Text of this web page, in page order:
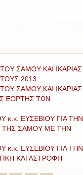
ΣΑΜΟΥ ΚΑΙ ΙΚΑΡΙΑΣ
2013
ΣΑΜΟΥ ΚΑΙ ΙΚΑΡΙΑΣ
ΕΟΡΤΗΣ ΤΩΝ
κ.κ. ΕΥΣΕΒΙΟΥ ΓΙΑ ΤΗΝ
ΤΗΣ ΣΑΜΟΥ ΜΕ ΤΗΝ
κ.κ. ΕΥΣΕΒΙΟΥ ΓΙΑ ΤΗΝ
ΚΑΤΑΣΤΡΟΦΗ